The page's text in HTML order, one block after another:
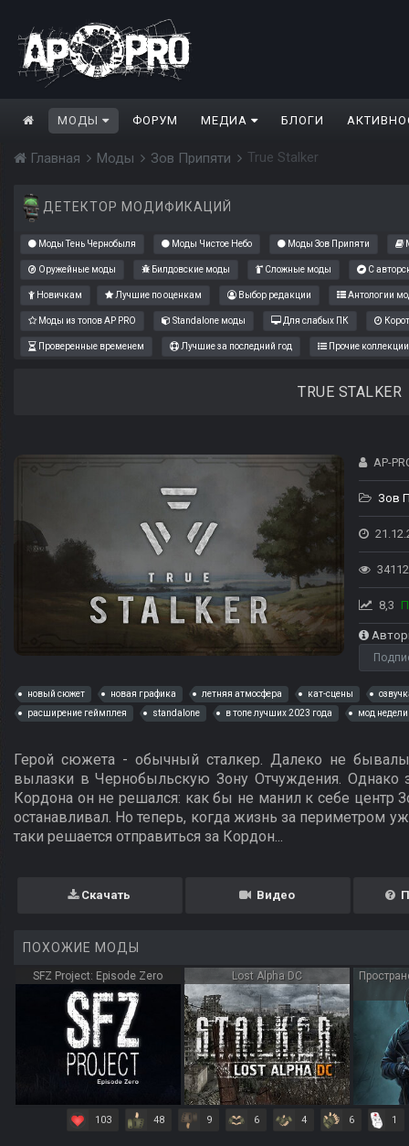
МОДЫ ФОРУМ МЕДИА БЛОГИ
Главная Моды Зов Припяти True Stalker
ДЕТЕКТОР МОДИФИКАЦИЙ
Моды Тень Чернобыля Моды Чистое Небо Моды Зов Припяти
Оружейные моды Билдовские моды Сложные моды С
Новичкам Лучшие по оценкам Выбор редакции Антологии
Моды из топов AP PRO Standalone моды Для слабых ПК
Проверенные временем Лучшие за последний год Прочие коллекции
TRUE STALKER
AP-
Зов
8,3
новый сюжет новая графика летняя атмосфера кат-сцены
расширение геймплея
standalone в топе лучших 2023 года мод недели
Герой сюжета - обычный сталкер. Далеко не
вылазки в Чернобыльскую Зону Отчуждения. Однако
Кордона он не решался: как бы не манил к себе центр
останавливал. Но теперь, когда жизнь за периметром
таки решается отправиться за Кордон...
Скачать Видео
ПОХОЖИЕ МОДЫ
SFZ Project: Episode Zero Lost Alpha DC
103 48 9 6 4 6 1